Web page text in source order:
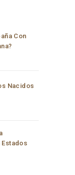
so
Con
Nacidos
Estados